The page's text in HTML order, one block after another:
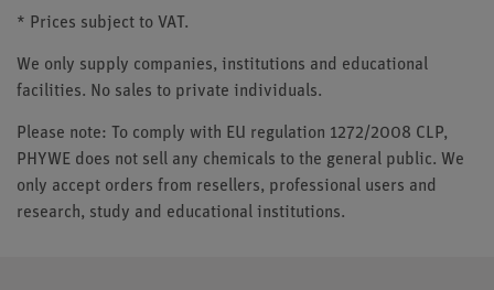
* Prices subject to VAT.
We only supply companies, institutions and educational
facilities. No sales to private individuals.
Please note: To comply with EU regulation 1272/2008 CLP,
PHYWE does not sell any chemicals to the general public. We
only accept orders from resellers, professional users and
research, study and educational institutions.